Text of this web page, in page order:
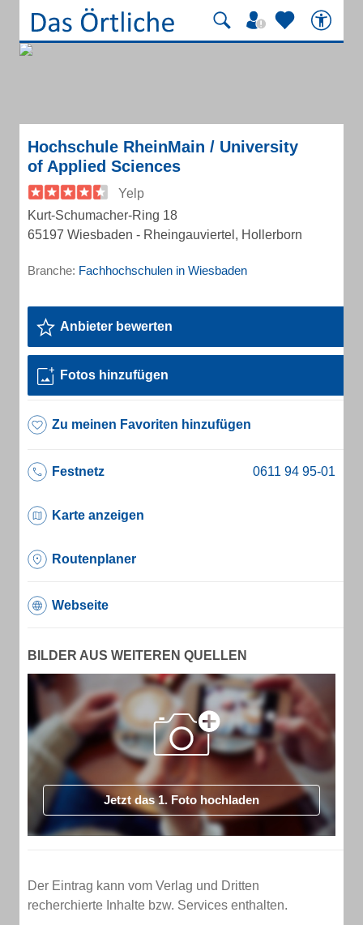
Hochschule RheinMain / University
of Applied Sciences
Yelp
Kurt-Schumacher-Ring 18
65197 Wiesbaden - Rheingauviertel, Hollerborn
Branche: Fachhochschulen in Wiesbaden
Anbieter bewerten
Fotos hinzufügen
Zu meinen Favoriten hinzufügen
Festnetz
Karte anzeigen
Routenplaner
Webseite
BILDER AUS WEITEREN QUELLEN
Jetzt das 1. Foto hochladen
Der Eintrag kann vom Verlag und Dritten
recherchierte Inhalte bzw. Services enthalten.